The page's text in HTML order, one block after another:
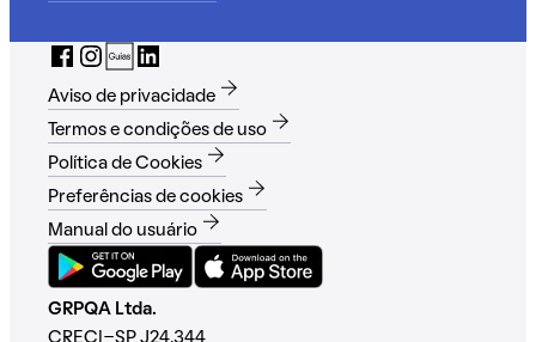
Aviso de privacidade
Termos e condições de uso
Política de Cookies
Preferências de cookies
Manual do usuário
GRPQA Ltda.